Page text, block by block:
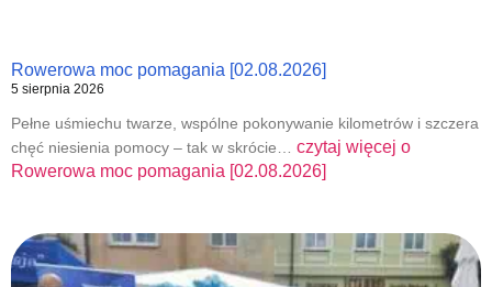
Rowerowa moc pomagania [02.08.2026]
5 sierpnia 2026
Pełne uśmiechu twarze, wspólne pokonywanie kilometrów i szczera
chęć niesienia pomocy – tak w skrócie… czytaj więcej o
Rowerowa moc pomagania [02.08.2026]